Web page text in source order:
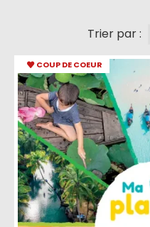
Trier par :
COUP DE COEUR